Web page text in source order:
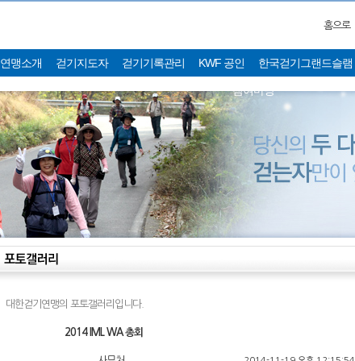
홈으로
연맹소개 걷기지도자 걷기기록관리 KWF 공인 한국걷기그랜드슬램
참여마당
대한걷기연맹의 포토갤러리입니다.
2014 IML WA 총회